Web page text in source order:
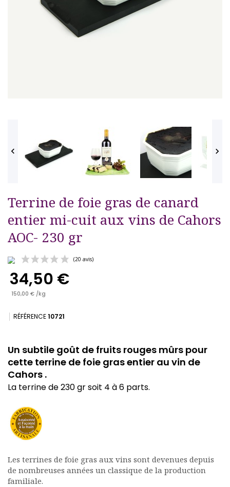
 
Terrine de foie gras de canard
entier mi-cuit aux vins de Cahors
AOC- 230 gr
(20 avis)
34,50 €
150,00 € /kg
RÉFÉRENCE10721
Un subtile goût de fruits rouges mûrs pour
cette terrine de foie gras entier au vin de
Cahors .
La terrine de 230 gr soit 4 à 6 parts.
Les terrines de foie gras aux vins sont devenues depuis
de nombreuses années un classique de la production
familiale.